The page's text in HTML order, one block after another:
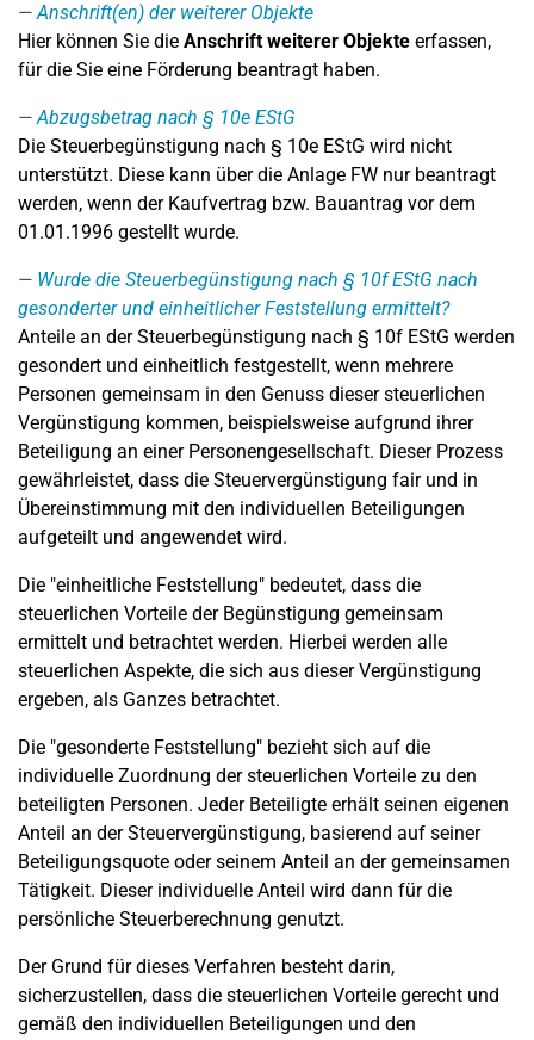
Anschrift(en) der weiterer Objekte
Hier können Sie die Anschrift weiterer Objekte erfassen,
für die Sie eine Förderung beantragt haben.
Abzugsbetrag nach § 10e EStG
Die Steuerbegünstigung nach § 10e EStG wird nicht
unterstützt. Diese kann über die Anlage FW nur beantragt
werden, wenn der Kaufvertrag bzw. Bauantrag vor dem
01.01.1996 gestellt wurde.
Wurde die Steuerbegünstigung nach § 10f EStG nach
gesonderter und einheitlicher Feststellung ermittelt?
Anteile an der Steuerbegünstigung nach § 10f EStG werden
gesondert und einheitlich festgestellt, wenn mehrere
Personen gemeinsam in den Genuss dieser steuerlichen
Vergünstigung kommen, beispielsweise aufgrund ihrer
Beteiligung an einer Personengesellschaft. Dieser Prozess
gewährleistet, dass die Steuervergünstigung fair und in
Übereinstimmung mit den individuellen Beteiligungen
aufgeteilt und angewendet wird.
Die "einheitliche Feststellung" bedeutet, dass die
steuerlichen Vorteile der Begünstigung gemeinsam
ermittelt und betrachtet werden. Hierbei werden alle
steuerlichen Aspekte, die sich aus dieser Vergünstigung
ergeben, als Ganzes betrachtet.
Die "gesonderte Feststellung" bezieht sich auf die
individuelle Zuordnung der steuerlichen Vorteile zu den
beteiligten Personen. Jeder Beteiligte erhält seinen eigenen
Anteil an der Steuervergünstigung, basierend auf seiner
Beteiligungsquote oder seinem Anteil an der gemeinsamen
Tätigkeit. Dieser individuelle Anteil wird dann für die
persönliche Steuerberechnung genutzt.
Der Grund für dieses Verfahren besteht darin,
sicherzustellen, dass die steuerlichen Vorteile gerecht und
gemäß den individuellen Beteiligungen und den